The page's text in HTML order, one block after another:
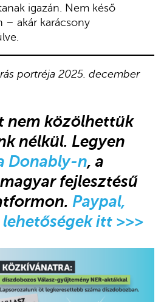
igazán. Nem késő
– akár karácsony
portréja 2025. december
nem közölhettük
nélkül. Legyen
Donably-n, a
fejlesztésű
Paypal,
lehetőségek itt >>>